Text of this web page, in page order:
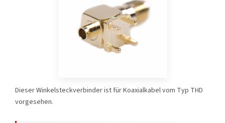
Dieser Winkelsteckverbinder ist für Koaxialkabel vom Typ THD
vorgesehen.